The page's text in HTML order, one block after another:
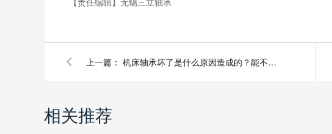
上一篇： 机床轴承坏了是什么原因造成的？能不能继续使用？
相关推荐